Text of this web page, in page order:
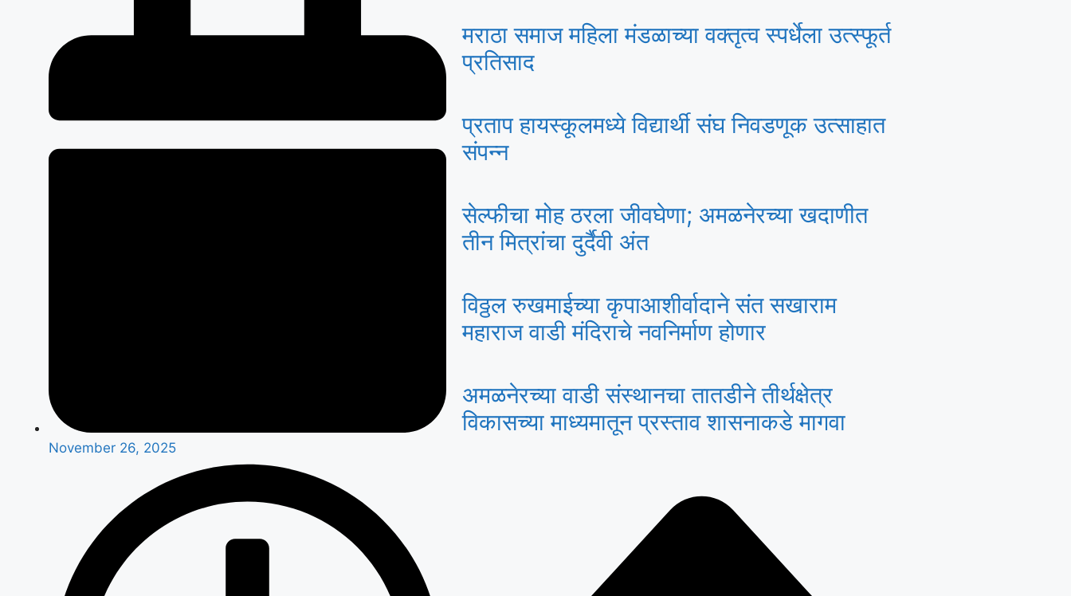
November 26, 2025
मराठा समाज महिला मंडळाच्या वक्तृत्व स्पर्धेला उत्स्फूर्त
प्रतिसाद
प्रताप हायस्कूलमध्ये विद्यार्थी संघ निवडणूक उत्साहात
संपन्न
सेल्फीचा मोह ठरला जीवघेणा; अमळनेरच्या खदाणीत
तीन मित्रांचा दुर्दैवी अंत
विठ्ठल रुखमाईच्या कृपाआशीर्वादाने संत सखाराम
महाराज वाडी मंदिराचे नवनिर्माण होणार
अमळनेरच्या वाडी संस्थानचा तातडीने तीर्थक्षेत्र
विकासच्या माध्यमातून प्रस्ताव शासनाकडे मागवा